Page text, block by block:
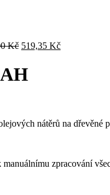
Kč Původní
byla:
611,00 Kč.
519,35 KčAktuální
nátěrů na dřevěné
zpracování